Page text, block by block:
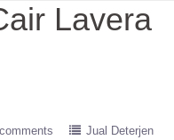
Lavera
Jual Deterjen